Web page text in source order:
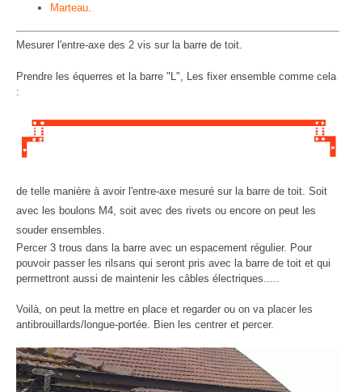
Marteau
Mesurer l'entre-axe des 2 vis sur la barre de toit.
Prendre les équerres et la barre "L", Les fixer ensemble comme cela
:
de telle manière à avoir l'entre-axe mesuré sur la barre de toit. Soit
avec les boulons M4, soit avec des rivets ou encore on peut les
souder ensembles.
Percer 3 trous dans la barre avec un espacement régulier. Pour
pouvoir passer les rilsans qui seront pris avec la barre de toit et qui
permettront aussi de maintenir les câbles électriques.....
Voilà, on peut la mettre en place et regarder ou on va placer les
antibrouillards/longue-portée. Bien les centrer et percer.